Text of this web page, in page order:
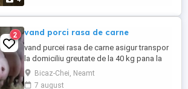
2 vand porci rasa de carne
vand purcei rasa de carne asigur transpor
la domiciliu greutate de la 40 kg pana la
150kgBicaz-Chei, Neamt
7 august